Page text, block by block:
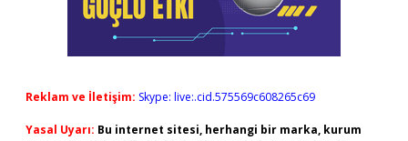
Reklam ve İletişim: Skype: live:.cid.575569c608265c69
Yasal Uyarı: Bu internet sitesi, herhangi bir marka, kurum